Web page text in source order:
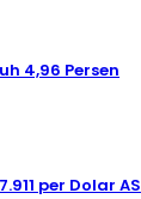
4,96 Persen
per Dolar AS